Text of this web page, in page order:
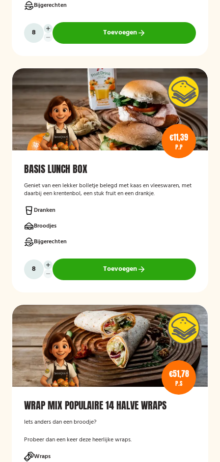
Bijgerechten
Toevoegen
€11,39
P.P
BASIS LUNCH BOX
Geniet van een lekker bolletje belegd met kaas en vleeswaren, met
daarbij een krentenbol, een stuk fruit en een drankje.
Dranken
Broodjes
Bijgerechten
Toevoegen
€51,78
P.S
WRAP MIX POPULAIRE 14 HALVE WRAPS
Iets anders dan een broodje?
Probeer dan een keer deze heerlijke wraps.
Wraps